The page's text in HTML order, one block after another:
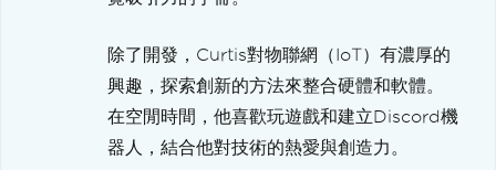
除了開發，Curtis對物聯網（IoT）有濃厚的
興趣，探索創新的方法來整合硬體和軟體。
在空閒時間，他喜歡玩遊戲和建立Discord機
器人，結合他對技術的熱愛與創造力。